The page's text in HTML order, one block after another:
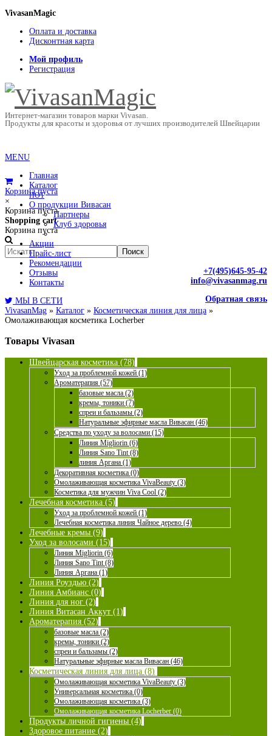
VivasanMagic
Оплата и доставка
Дисконтная карта
Мой профиль
Регистрация
Интернет-магазин товаров марки Vivasan.
Продукты для красоты и здоровья от лучших производителей Швейцарии
Корзина пуста
×
Корзина пуста
Shopping cart
Корзина пуста
+7(495)645-95-42
info@vivasanmag.ru
Обратная связь
MENU
Главная
Каталог
HOT
О продукции Вивасан
Партнеры
Клуб здоровья
Акции
Прайс-лист
Рекомендации
Отзывы
Контакты
МЫ В СЕТИ
VivasanMag » Каталог » Косметическая линия для лица »
Омолаживающая косметика Locherber
Товары Vivasan
Швейцарская косметика (78)
Уход за проблемной кожей (1)
Ароматерапия (57)
базовые масла (2)
кремы, тоники (7)
спреи и бальзамы (2)
Натуральные эфирные масла Вивасан (46)
Средства по уходу за волосами (15)
Линия Migliorin (6)
Линия Sano Tint (8)
линия Аргана (1)
Декоративная косметика (0)
Омолаживающая косметика VivaBeauty (3)
Косметика для мужчин Viva Cool (2)
Лечебная косметика (5)
Уход за проблемной кожей (1)
Лечебная косметика линия Чайное дерево (4)
Лечебные кремы (9)
Уход за волосами (15)
Линия Migliorin (6)
Линия Sano Tint (8)
Линия Аргана (1)
Линия Роуздью (2)
Линия Амбианс (0)
Линия для ног (2)
Линия Витасан Аккут (1)
Ароматерапия (52)
базовые масла (2)
кремы, тоники (2)
спреи и бальзамы (2)
Натуральные эфирные масла Вивасан (46)
Косметическая линия для лица (8)
Омолаживающая косметика VivaBeauty (3)
Универсальная косметика (0)
Омолаживающая косметика (3)
Омолаживающая косметика Locherber (0)
Продукты личной гигиены (4)
Здоровое питание (2)